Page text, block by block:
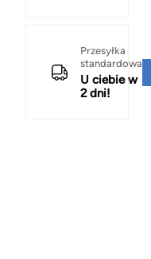
Przesyłka
standardowa
U ciebie w
2 dni!